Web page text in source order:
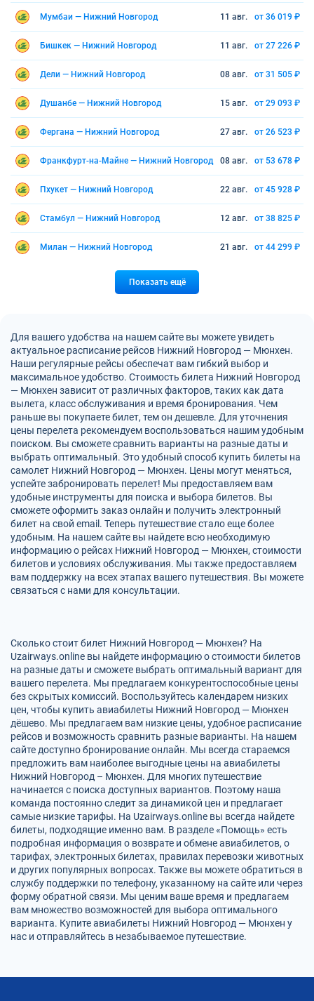
Мумбаи — Нижний Новгород 11 авг. от 36 019 ₽
Бишкек — Нижний Новгород 11 авг. от 27 226 ₽
Дели — Нижний Новгород 08 авг. от 31 505 ₽
Душанбе — Нижний Новгород 15 авг. от 29 093 ₽
Фергана — Нижний Новгород 27 авг. от 26 523 ₽
Франкфурт-на-Майне — Нижний Новгород 08 авг. от 53 678 ₽
Пхукет — Нижний Новгород 22 авг. от 45 928 ₽
Стамбул — Нижний Новгород 12 авг. от 38 825 ₽
Милан — Нижний Новгород 21 авг. от 44 299 ₽
Показать ещё
Для вашего удобства на нашем сайте вы можете увидеть
актуальное расписание рейсов Нижний Новгород — Мюнхен.
Наши регулярные рейсы обеспечат вам гибкий выбор и
максимальное удобство. Стоимость билета Нижний Новгород
— Мюнхен зависит от различных факторов, таких как дата
вылета, класс обслуживания и время бронирования. Чем
раньше вы покупаете билет, тем он дешевле. Для уточнения
цены перелета рекомендуем воспользоваться нашим удобным
поиском. Вы сможете сравнить варианты на разные даты и
выбрать оптимальный. Это удобный способ купить билеты на
самолет Нижний Новгород — Мюнхен. Цены могут меняться,
успейте забронировать перелет! Мы предоставляем вам
удобные инструменты для поиска и выбора билетов. Вы
сможете оформить заказ онлайн и получить электронный
билет на свой email. Теперь путешествие стало еще более
удобным. На нашем сайте вы найдете всю необходимую
информацию о рейсах Нижний Новгород — Мюнхен, стоимости
билетов и условиях обслуживания. Мы также предоставляем
вам поддержку на всех этапах вашего путешествия. Вы можете
связаться с нами для консультации.
Сколько стоит билет Нижний Новгород — Мюнхен? На
Uzairways.online вы найдете информацию о стоимости билетов
на разные даты и сможете выбрать оптимальный вариант для
вашего перелета. Мы предлагаем конкурентоспособные цены
без скрытых комиссий. Воспользуйтесь календарем низких
цен, чтобы купить авиабилеты Нижний Новгород — Мюнхен
дёшево. Мы предлагаем вам низкие цены, удобное расписание
рейсов и возможность сравнить разные варианты. На нашем
сайте доступно бронирование онлайн. Мы всегда стараемся
предложить вам наиболее выгодные цены на авиабилеты
Нижний Новгород – Мюнхен. Для многих путешествие
начинается с поиска доступных вариантов. Поэтому наша
команда постоянно следит за динамикой цен и предлагает
самые низкие тарифы. На Uzairways.online вы всегда найдете
билеты, подходящие именно вам. В разделе «Помощь» есть
подробная информация о возврате и обмене авиабилетов, о
тарифах, электронных билетах, правилах перевозки животных
и других популярных вопросах. Также вы можете обратиться в
службу поддержки по телефону, указанному на сайте или через
форму обратной связи. Мы ценим ваше время и предлагаем
вам множество возможностей для выбора оптимального
варианта. Купите авиабилеты Нижний Новгород — Мюнхен у
нас и отправляйтесь в незабываемое путешествие.